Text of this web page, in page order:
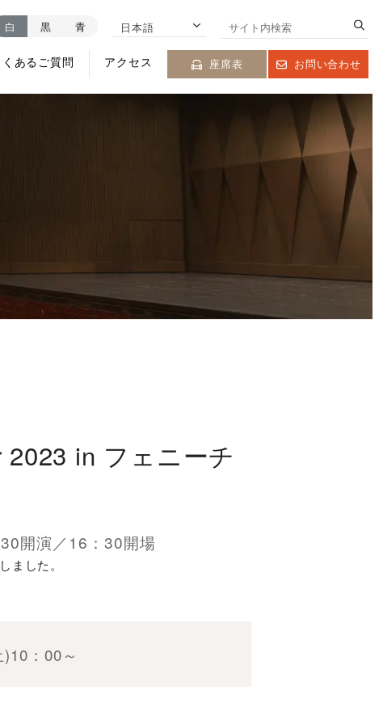
白 黒 青 日本語
くあるご質問 アクセス 座席表 お問い合わせ
2023 in フェニーチ
開演／16：30開場
ました。
：00～